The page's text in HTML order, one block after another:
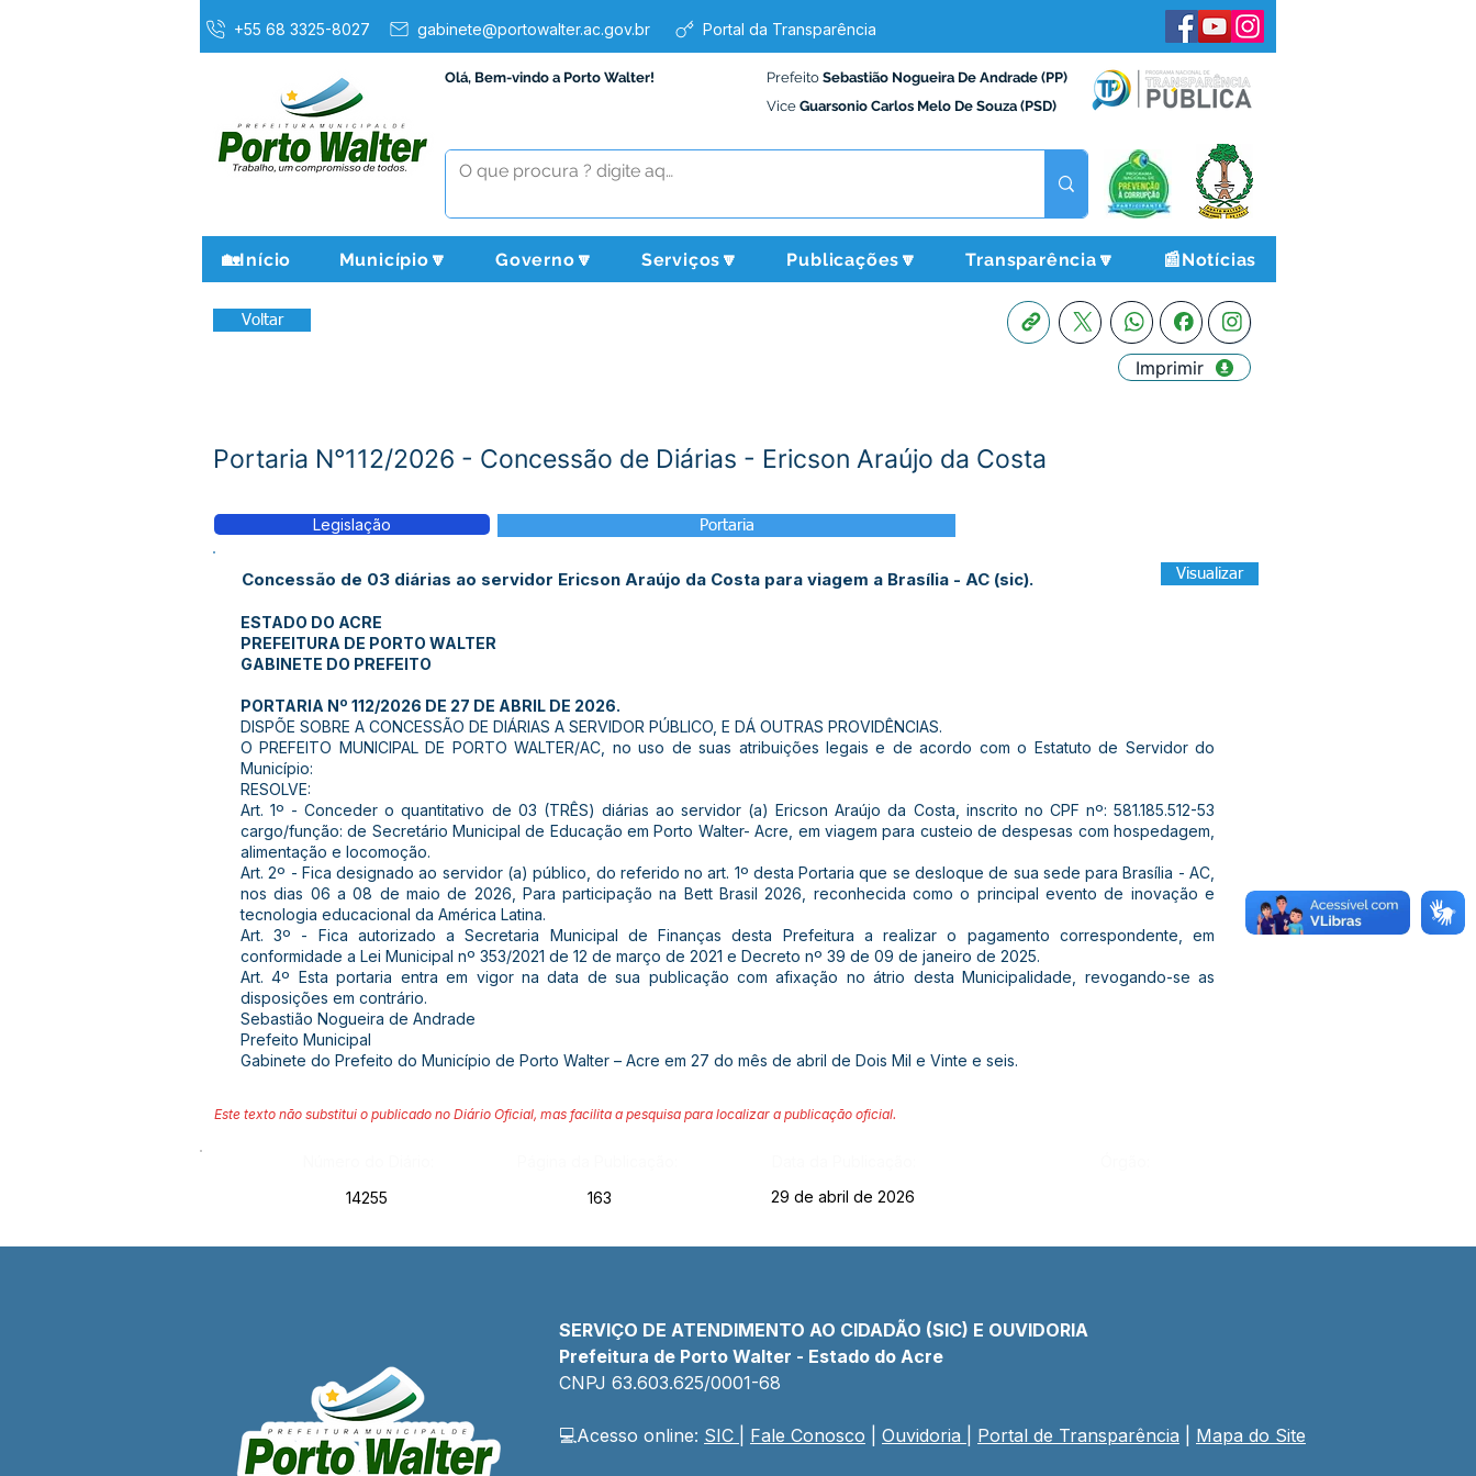
+55 68 3325-8027 gabinete@portowalter.ac.gov.br Portal da Transparência
Olá, Bem-vindo a Porto Walter! Prefeito Sebastião Nogueira De Andrade (PP)
Vice Guarsonio Carlos Melo De Souza (PSD)
🏡Início Município🔽 Governo🔽 Serviços🔽 Publicações🔽 Transparência🔽 📰Notícias
Voltar
Imprimir
Portaria N°112/2026 - Concessão de Diárias - Ericson Araújo da Costa
Legislação Portaria
Concessão de 03 diárias ao servidor Ericson Araújo da Costa para viagem a Brasília - AC (sic). Visualizar
ESTADO DO ACRE
PREFEITURA DE PORTO WALTER
GABINETE DO PREFEITO
PORTARIA Nº 112/2026 DE 27 DE ABRIL DE 2026.
DISPÕE SOBRE A CONCESSÃO DE DIÁRIAS A SERVIDOR PÚBLICO, E DÁ OUTRAS PROVIDÊNCIAS.
O PREFEITO MUNICIPAL DE PORTO WALTER/AC, no uso de suas atribuições legais e de acordo com o Estatuto de Servidor do
Município:
RESOLVE:
Art. 1º - Conceder o quantitativo de 03 (TRÊS) diárias ao servidor (a) Ericson Araújo da Costa, inscrito no CPF nº: 581.185.512-53
cargo/função: de Secretário Municipal de Educação em Porto Walter- Acre, em viagem para custeio de despesas com hospedagem,
alimentação e locomoção.
Art. 2º - Fica designado ao servidor (a) público, do referido no art. 1º desta Portaria que se desloque de sua sede para Brasília - AC,
nos dias 06 a 08 de maio de 2026, Para participação na Bett Brasil 2026, reconhecida como o principal evento de inovação e
tecnologia educacional da América Latina.
Art. 3º - Fica autorizado a Secretaria Municipal de Finanças desta Prefeitura a realizar o pagamento correspondente, em
conformidade a Lei Municipal nº 353/2021 de 12 de março de 2021 e Decreto nº 39 de 09 de janeiro de 2025.
Art. 4º Esta portaria entra em vigor na data de sua publicação com afixação no átrio desta Municipalidade, revogando-se as
disposições em contrário.
Sebastião Nogueira de Andrade
Prefeito Municipal
Gabinete do Prefeito do Município de Porto Walter – Acre em 27 do mês de abril de Dois Mil e Vinte e seis.
Este texto não substitui o publicado no Diário Oficial, mas facilita a pesquisa para localizar a publicação oficial.
14255
163 29 de abril de 2026
SERVIÇO DE ATENDIMENTO AO CIDADÃO (SIC) E OUVIDORIA
Prefeitura de Porto Walter - Estado do Acre
CNPJ 63.603.625/0001-68
💻Acesso online: SIC Fale Conosco Ouvidoria Portal de Transparência Mapa do Site